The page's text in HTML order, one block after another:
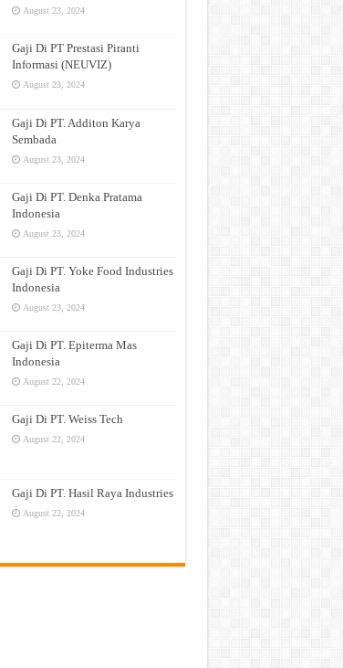
August 23, 2024
Gaji Di PT Prestasi Piranti
Informasi (NEUVIZ)
August 23, 2024
Gaji Di PT. Additon Karya
Sembada
August 23, 2024
Gaji Di PT. Denka Pratama
Indonesia
August 23, 2024
Gaji Di PT. Yoke Food Industries
Indonesia
August 23, 2024
Gaji Di PT. Epiterma Mas
Indonesia
August 22, 2024
Gaji Di PT. Weiss Tech
August 22, 2024
Gaji Di PT. Hasil Raya Industries
August 22, 2024